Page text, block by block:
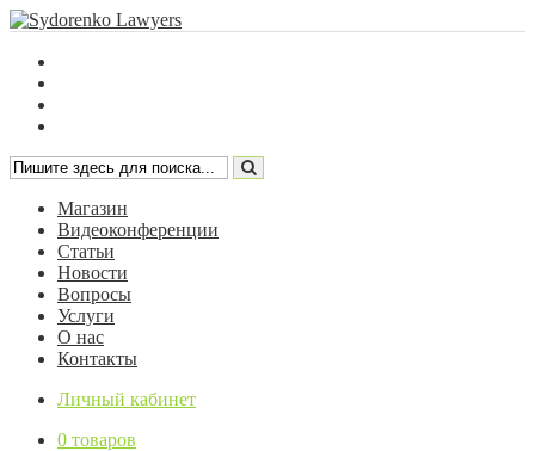
Магазин
Видеоконференции
Статьи
Новости
Вопросы
Услуги
О нас
Контакты
Личный кабинет
0 товаров